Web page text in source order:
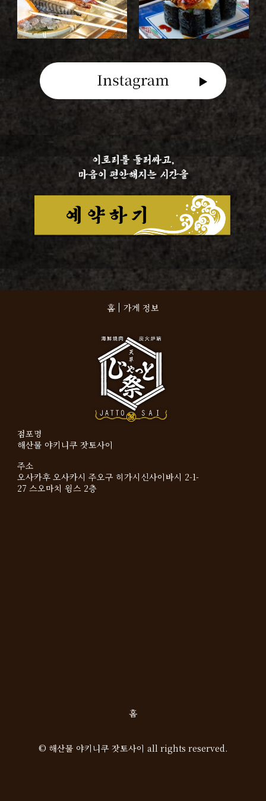
홈 가게 정보
점포명
해산물 야키니쿠 잣토사이
주소
오사카후 오사카시 주오구 히가시신사이바시 2-1-
27 스오마치 윙스 2층
홈
© 해산물 야키니쿠 잣토사이 all rights reserved.